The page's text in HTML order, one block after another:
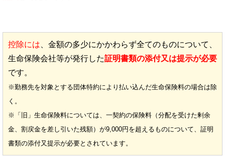
控除には 、金額の多少にかかわらず全てのものについて、
生命保険会社等が発行した証明書類の添付又は提示が必要
です。
※勤務先を対象とする団体特約により払い込んだ生命保険料の場合は除
く。
※「旧」生命保険料については、一契約の保険料（分配を受けた剰余
金、割戻金を差し引いた残額）が9,000円を超えるものについて、証明
書類の添付又提示が必要とされています。